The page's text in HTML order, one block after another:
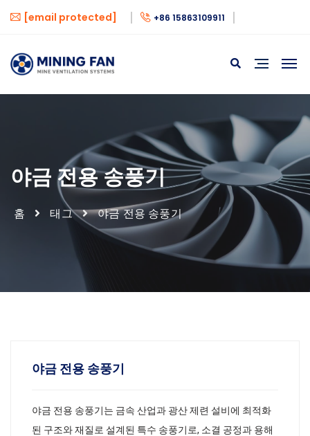
[email protected] +86 15863109911
야금 전용 송풍기
홈 태그 야금 전용 송풍기
야금 전용 송풍기
야금 전용 송풍기는 금속 산업과 광산 제련 설비에 최적화
된 구조와 재질로 설계된 특수 송풍기로, 소결 공정과 용해